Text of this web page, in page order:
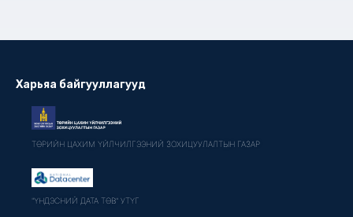
Харьяа байгууллагууд
ТӨРИЙН ЦАХИМ ҮЙЛЧИЛГЭЭНИЙ ЗОХИЦУУЛАЛТЫН ГАЗАР
"ҮНДЭСНИЙ ДАТА ТӨВ" УТҮГ